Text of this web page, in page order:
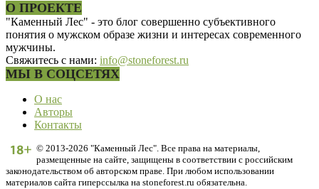
О ПРОЕКТЕ
"Каменный Лес" - это блог совершенно субъективного
понятия о мужском образе жизни и интересах современного
мужчины.
Свяжитесь с нами: info@stoneforest.ru
МЫ В СОЦСЕТЯХ
О нас
Авторы
Контакты
© 2013-2026 "Каменный Лес". Все права на материалы,
размещенные на сайте, защищены в соответствии с российским
законодательством об авторском праве. При любом использовании
материалов сайта гиперссылка на stoneforest.ru обязательна.